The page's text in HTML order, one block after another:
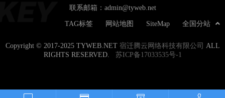
联系邮箱： admin@tyweb.net
全国分站
SiteMap
网站地图
TAG标签
Copyright © 2017-2025 TYWEB.NET 宿迁腾云网络科技有限公司 ALL
RIGHTS RESERVED. 苏ICP备17033535号-1